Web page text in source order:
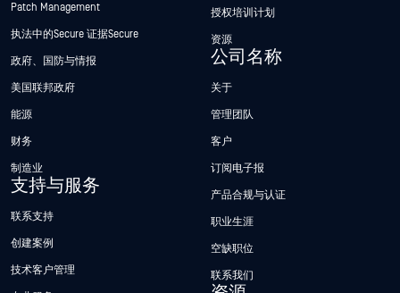
Patch Management
执法中的Secure 证据Secure
政府、国防与情报
美国联邦政府
能源
财务
制造业
支持与服务
联系支持
创建案例
技术客户管理
授权培训计划
资源
公司名称
关于
管理团队
客户
订阅电子报
产品合规与认证
职业生涯
空缺职位
联系我们